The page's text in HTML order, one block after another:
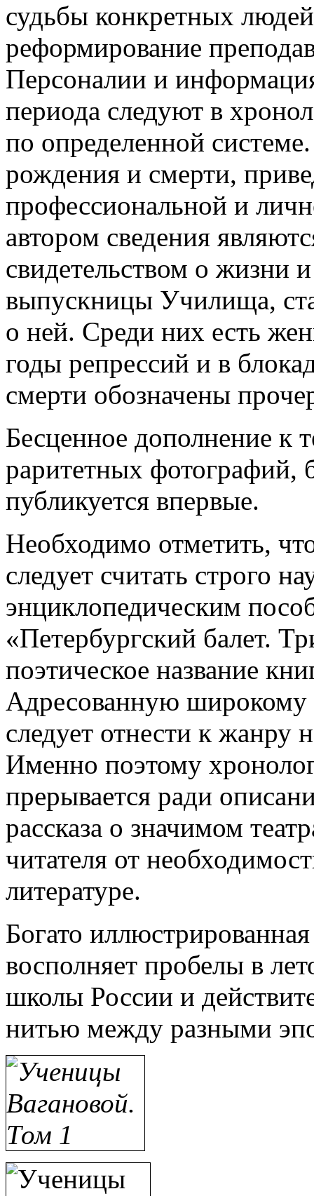
судьбы конкретных
реформирование
Персоналии и
периода следуют в
по определенной
рождения и смерти,
профессиональной и
автором сведения
свидетельством о жизни
выпускницы Училища,
о ней. Среди них есть
годы репрессий и в
смерти обозначены
Бесценное дополнение к
раритетных фотографий,
публикуется впервые.
Необходимо отметить,
следует считать строго
энциклопедическим
«Петербургский балет.
поэтическое название
Адресованную широкому
следует отнести к жанру
Именно поэтому
прерывается ради
рассказа о значимом
читателя от
литературе.
Богато
восполняет пробелы в
школы России и
нитью между разными